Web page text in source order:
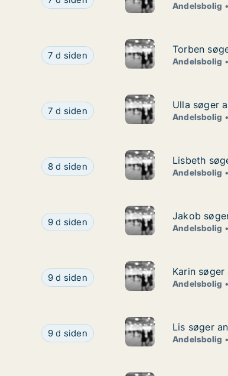
Andelsbolig
Torben søger andelsbolig i Odense N
7 d siden
Torben
Torben
Andelsbolig
Ulla søger andelsbolig i Odense SV eller
7 d siden
Ulla søger
Ulla søger
Andelsbolig
Lisbeth søger andelsbolig i Hjortshøj
8 d siden
Lisbeth
Lisbeth
Andelsbolig
Jakob søger andelsbolig i Brabrand
9 d siden
Jakob
Jakob
Andelsbolig
Karin søger andelsbolig i Helsingør
9 d siden
Karin
Karin
Andelsbolig
Lis søger andelsbolig i Kolding
9 d siden
Lis søger
Lis søger
Andelsbolig